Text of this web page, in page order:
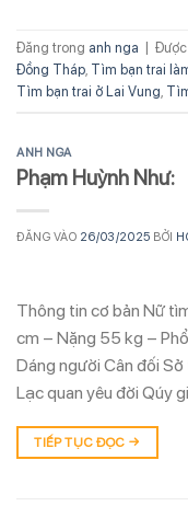
Đăng trong anh nga
Đồng Tháp, Tìm bạn trai
Tìm bạn trai ở Lai Vung,
ANH NGA
Phạm Huỳnh Như:
ĐĂNG VÀO 26/03/2025 BỞI
Thông tin cơ bản Nữ
cm – Nặng 55 kg –
Dáng người Cân đối
Lạc quan yêu đời Qúy
TIẾP TỤC ĐỌC →